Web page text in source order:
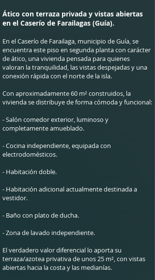
Ático con terraza privada y vistas abiertas
en el Caserío de Farailagas (Guía).
En el Caserío de Farailaga, municipio de Guía, se
encuentra este piso en segunda planta con carácter
de ático, una vivienda pensada para quienes
valoran la tranquilidad, las vistas despejadas y una
conexión rápida con el norte de la isla.
Con aproximadamente 60 m² construidos, la
vivienda se distribuye de forma cómoda y funcional:
- Salón comedor exterior, luminoso y
completamente amueblado.
- Cocina independiente, equipada con
electrodomésticos.
- Habitación doble.
- Habitación adicional actualmente destinada a
vestidor.
- Baño con plato de ducha.
- Zona de lavado independiente.
El verdadero valor diferencial lo aporta su
terraza/azotea privativa de unos 25 m², con vistas
abiertas hacia la costa y las medianías.